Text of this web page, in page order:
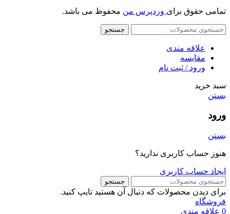
تمامی حقوق برای وردپرس من محفوظ می باشد.
جستجو
علاقه مندی
مقایسه
ورود / ثبت نام
سبد خرید
بستن
ورود
بستن
هنوز حساب کاربری ندارید؟
ایجاد حساب کاربری
جستجو
برای دیدن محصولات که دنبال آن هستید تایپ کنید.
فروشگاه
0 علاقه مندی